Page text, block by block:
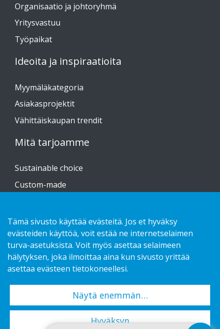
Organisaatio ja johtoryhmä
Yritysvastuu
Työpaikat
Ideoita ja inspiraatioita
Myymäläkategoria
Asiakasprojektit
Vähittäiskaupan trendit
Mitä tarjoamme
Sustainable choice
Custom-made
Kuvasto
Ota yhteyttä!
Tietosuojaseloste
Copyright 2026 HL Display AB. All rights reserved.
Tämä sivusto käyttää evästeitä. Jos et hyväksy
evästeiden käyttöä, voit estää ne internetselaimen
turva-asetuksista. Voit myös asettaa selaimeen
hälytyksen, joka ilmoittaa aina kun sivusto yrittää
asettaa evästeen tietokoneellesi.
Näytä enemmän…
Hyväksyn